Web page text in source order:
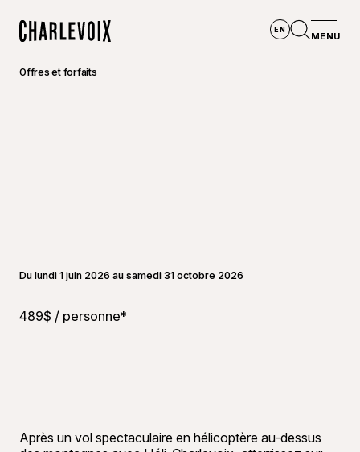
EN
MENU
Offres et forfaits
Du lundi 1 juin 2026 au samedi 31 octobre 2026
489$ / personne*
Après un vol spectaculaire en hélicoptère au-dessus